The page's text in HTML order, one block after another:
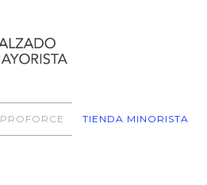
PROFORCE TIENDA MINORISTA